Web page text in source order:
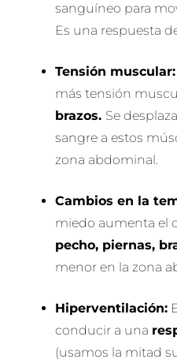
sanguíneo para
Es una respuesta
Tensión muscular:
más tensión
brazos. Se
sangre a estos
zona abdominal.
Cambios en la
miedo aumenta el
pecho, piernas,
menor en la zona
Hiperventilación:
conducir a una
(usamos la mitad